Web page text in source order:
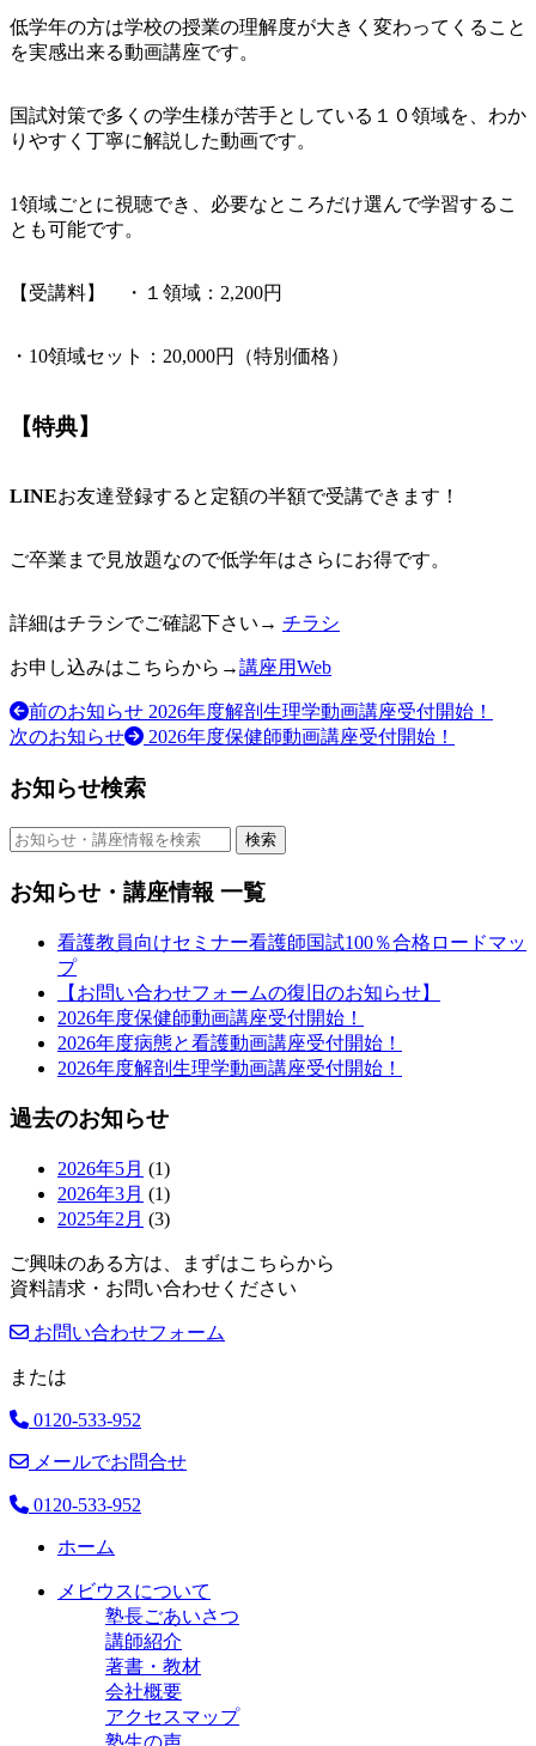
低学年の方は学校の授業の理解度が大きく変わってくること
を実感出来る動画講座です。
国試対策で多くの学生様が苦手としている１０領域を、わか
りやすく丁寧に解説した動画です。
1領域ごとに視聴でき、必要なところだけ選んで学習するこ
とも可能です。
【受講料】 ・１領域：2,200円
・10領域セット：20,000円（特別価格）
【特典】
LINEお友達登録すると定額の半額で受講できます！
ご卒業まで見放題なので低学年はさらにお得です。
詳細はチラシでご確認下さい→ チラシ
お申し込みはこちらから→講座用Web
投
稿
ナ
ビ
ー
前のお知らせ 2026年度解剖生理学動画講座受付開始！
次のお知らせ
2026年度保健師動画講座受付開始！
お知らせ検索
検索
お知らせ・講座情報 一覧
看護教員向けセミナー看護師国試100％合格ロードマッ
プ
【お問い合わせフォームの復旧のお知らせ】
2026年度保健師動画講座受付開始！
2026年度病態と看護動画講座受付開始！
2026年度解剖生理学動画講座受付開始！
過去のお知らせ
2026年5月 (1)
2026年3月 (1)
2025年2月 (3)
ご興味のある方は、まずはこちらから
資料請求・お問い合わせください
お問い合わせフォーム
または
0120-533-952
メールでお問合せ
0120-533-952
ホーム
メビウスについて
塾長ごあいさつ
講師紹介
著書・教材
会社概要
アクセスマップ